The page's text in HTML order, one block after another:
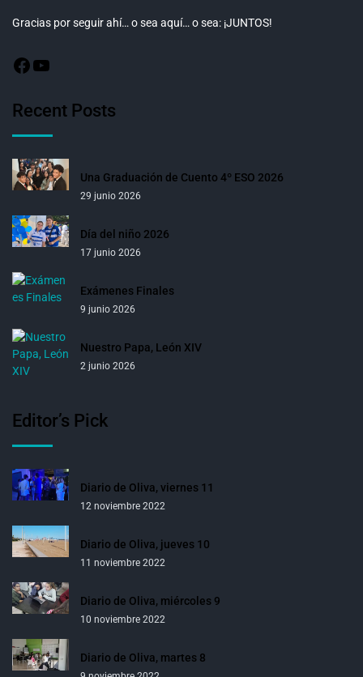
Gracias por seguir ahí… o sea aquí… o sea: ¡JUNTOS!
Recent Posts
Una Graduación de Cuento 4º ESO 2026
29 junio 2026
Día del niño 2026
17 junio 2026
Exámenes Finales
9 junio 2026
Nuestro Papa, León XIV
2 junio 2026
Editor’s Pick
Diario de Oliva, viernes 11
12 noviembre 2022
Diario de Oliva, jueves 10
11 noviembre 2022
Diario de Oliva, miércoles 9
10 noviembre 2022
Diario de Oliva, martes 8